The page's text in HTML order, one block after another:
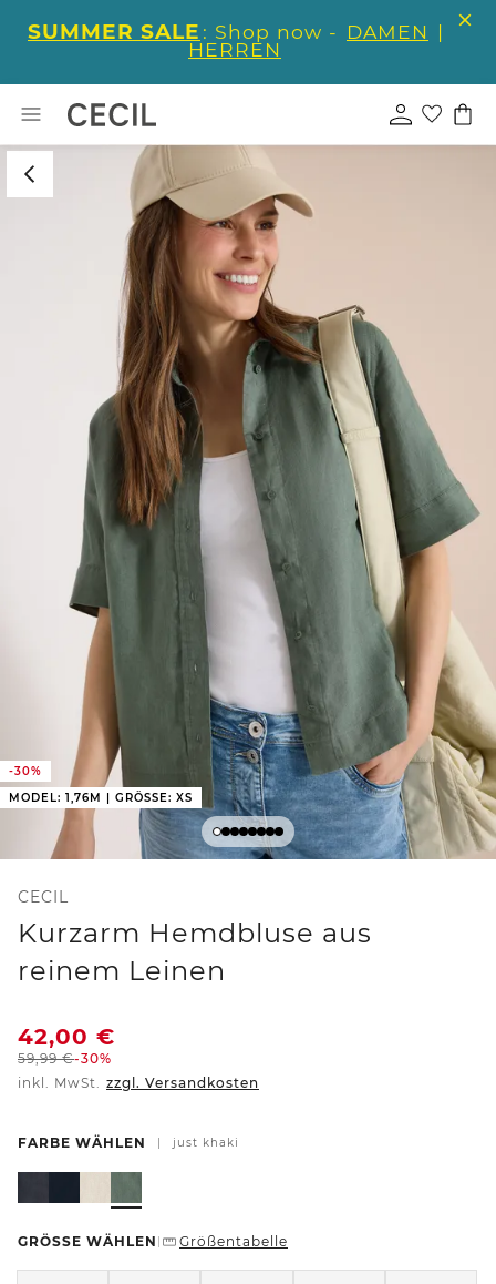
SUMMER SALE : Shop now - DAMEN |
HERREN
-30%
MODEL: 1,76M | GRÖSSE: XS
CECIL
Kurzarm Hemdbluse aus
reinem Leinen
42,00 €
59,99€-30%
inkl. MwSt. zzgl. Versandkosten
FARBE WÄHLEN just khaki
GRÖSSE WÄHLEN Größentabelle